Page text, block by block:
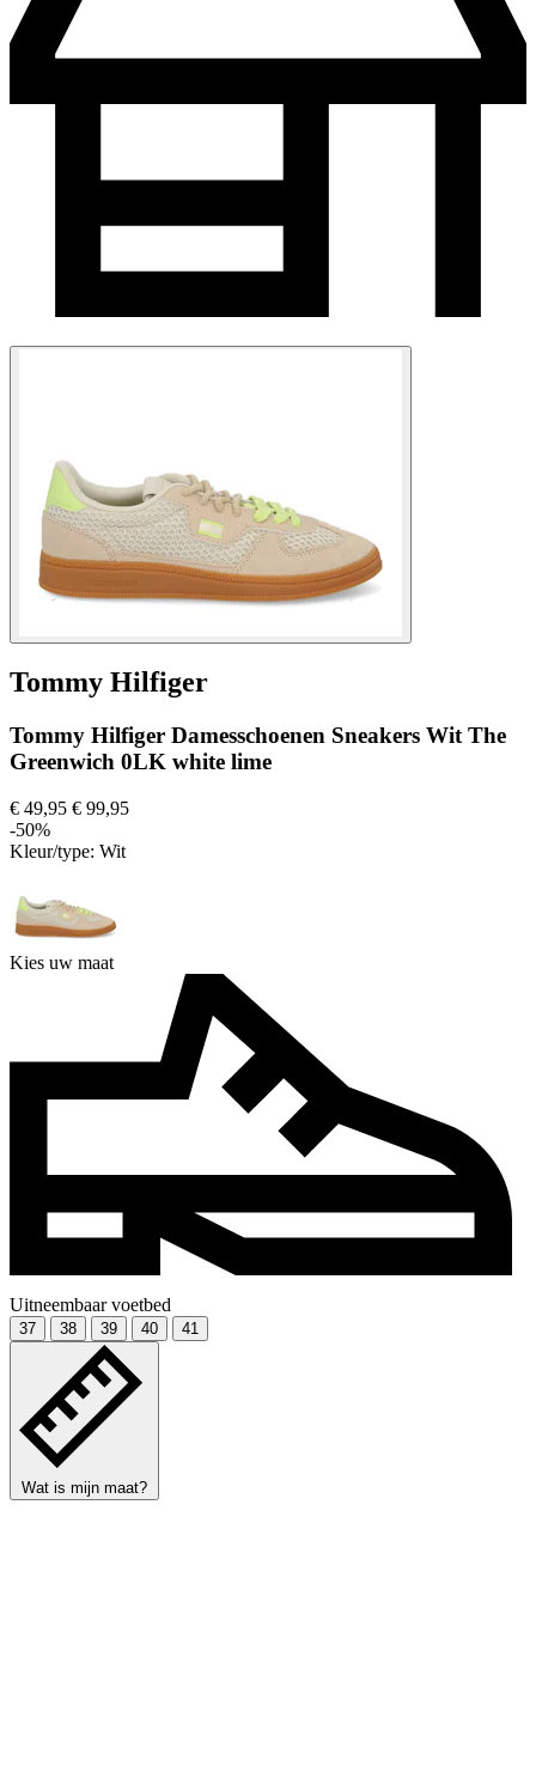
Tommy Hilfiger
Tommy Hilfiger Damesschoenen Sneakers Wit The
Greenwich 0LK white lime
€ 49,95 € 99,95
-50%
Kleur/type: Wit
Kies uw maat
Uitneembaar voetbed
37 38 39 40 41
Wat is mijn maat?